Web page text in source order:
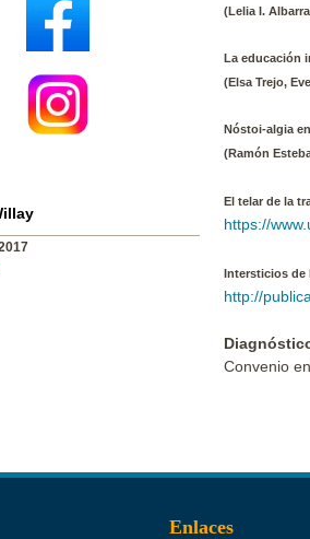
(Lelia I.
La educación
(Elsa Trejo,
Nóstoi-algia
(Ramón
El telar de la
https://
Intersticios de
http://
Convenio
Enlaces